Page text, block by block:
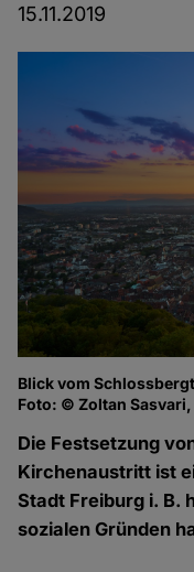
15.11.2019
Blick vom
Foto: © Zoltan
Die Festsetzung
Kirchenaustritt ist
Stadt Freiburg i. B.
sozialen Gründen